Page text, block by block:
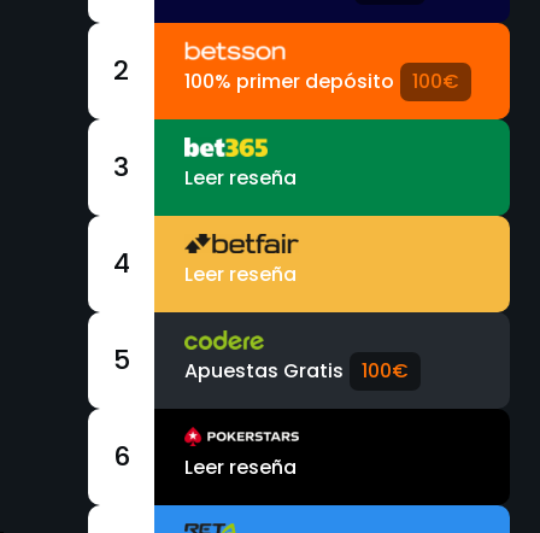
2 100% primer depósito 100€
3 Leer reseña
4 Leer reseña
5 Apuestas Gratis 100€
6 Leer reseña